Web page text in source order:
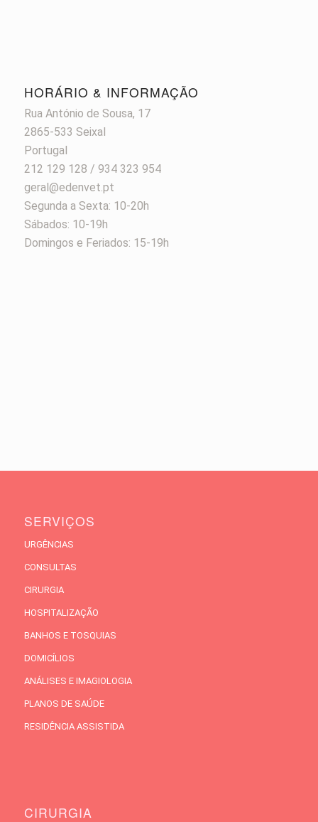
HORÁRIO & INFORMAÇÃO
Rua António de Sousa, 17
2865-533 Seixal
Portugal
212 129 128 / 934 323 954
geral@edenvet.pt
Segunda a Sexta: 10-20h
Sábados: 10-19h
Domingos e Feriados: 15-19h
SERVIÇOS
URGÊNCIAS
CONSULTAS
CIRURGIA
HOSPITALIZAÇÃO
BANHOS E TOSQUIAS
DOMICÍLIOS
ANÁLISES E IMAGIOLOGIA
PLANOS DE SAÚDE
RESIDÊNCIA ASSISTIDA
CIRURGIA